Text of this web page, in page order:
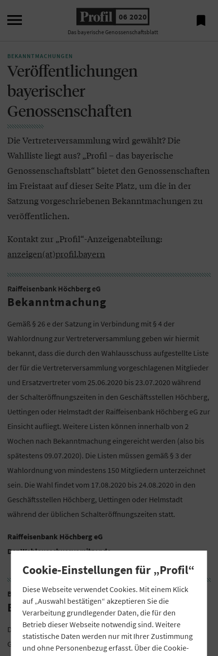
 06 2020
Das bayerische Genossenschaftsblatt

BEKANNTMACHUNGEN
Veröffentlichungen
bayerischer
Genossenschaften
Die Vertreterversammlung wird gewählt? Die
Wahlliste liegt aus? „Profil – das bayerische
Genossenschaftsblatt“ bietet den Genossenschaften
im Freistaat auf dieser Seite Platz, um die in der
Satzung vorgeschriebenen Bekanntmachungen zu
veröffentlichen.
Kontakt zur „Profil“-Anzeigenabteilung:
anzeigen(at)profil.bayern
Raiffeisenbank Höchberg eG
Bekanntmachung
Gemäß § 26 e der Satzung in Verbindung mit § 4 der
Wahlordnung zur Vertreterversammlung geben wir hiermit
bekannt, dass die durch den Wahlausschuss aufgestellte Liste
der für die Vertreterversammlung vorgeschlagenen Mitglieder
und Ersatzvertreter vom 25.06.2020 bis 23.07.2020 während
der Schalteröffnungszeiten in den Geschäftsstellen Höchberg,
Uettingen oder Helmstadt der Raiffeisenbank Höchberg eG zur
Einsicht aufliegt. Weitere Listen können innerhalb von 2
Wochen nach Bekanntmachung eingereicht werden (also bis
spätestens 09.07.2020). Die Listen müssen gemäß § 3 der
Wahlordnung von mindestens 150 Mitgliedern unterzeichnet
sein. Die Wahl findet vom 17.08.2020 bis 24.08.2020 in den
Geschäftsstellen Höchberg, Uettingen oder Helmstadt
während der üblichen Schalteröffnungszeiten statt.
Raiffeisenbank Höchberg eG
Der Wahlausschussvorsitzende
Brennereigenossenschaft Gebelkofen eG i.L.
Bekanntmachung
Die Genossenschaft, eingetragen in das
Genossenschaftsregister des Amtsgerichts Regensburg, Gen.
Cookie-Einstellungen für „Profil“
Diese Webseite verwendet Cookies. Mit einem Klick
auf „Auswahl bestätigen“ akzeptieren Sie die
Verarbeitung grundlegender Daten, die für den
Betrieb dieser Webseite notwendig sind. Weitere
statistische Daten werden nur mit Ihrer Zustimmung
und ohne Personenbezug erfasst. Über die Cookie-